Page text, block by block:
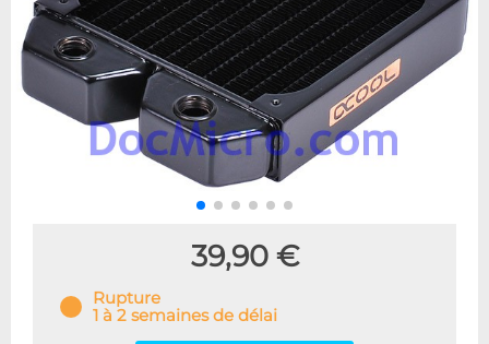
39,90 €
Rupture
1 à 2 semaines de délai